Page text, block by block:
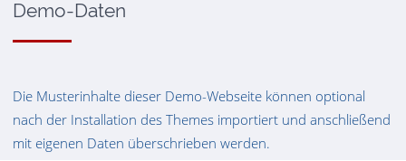
Demo-Daten
Die Musterinhalte dieser Demo-Webseite können optional
nach der Installation des Themes importiert und anschließend
mit eigenen Daten überschrieben werden.